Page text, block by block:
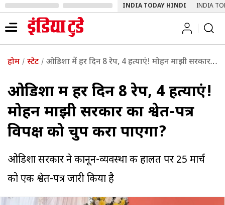
INDIA TODAY HINDI INDIA
होम स्टेट ओडिशा में हर दिन 8 रेप, 4 हत्याएं! मोहन माझी सरकार का श्वेत-पत्र विपक्ष को चुप करा पाएगा?
ओडिशा में हर दिन 8 रेप, 4 हत्याएं!
मोहन माझी सरकार का श्वेत-पत्र
विपक्ष को चुप करा पाएगा?
ओडिशा सरकार ने कानून-व्यवस्था की हालत पर 25 मार्च
को एक श्वेत-पत्र जारी किया है